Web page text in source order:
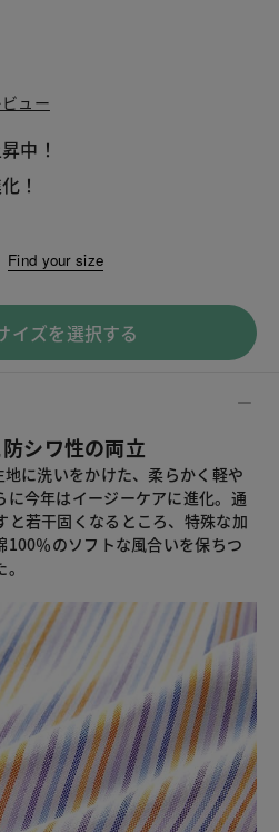
ュー
中！
！
Find your size
イズを選択する
シワ性の両立
に洗いをかけた、柔らかく軽や
に今年はイージーケアに進化。通
と若干固くなるところ、特殊な加
100％のソフトな風合いを保ちつ